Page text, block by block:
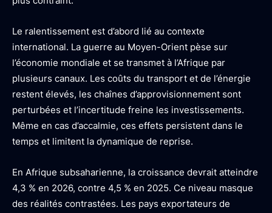
Le ralentissement est d’abord lié au contexte
international. La guerre au Moyen-Orient pèse sur
l’économie mondiale et se transmet à l’Afrique par
plusieurs canaux. Les coûts du transport et de l’énergie
restent élevés, les chaînes d’approvisionnement sont
perturbées et l’incertitude freine les investissements.
Même en cas d’accalmie, ces effets persistent dans le
temps et limitent la dynamique de reprise.
En Afrique subsaharienne, la croissance devrait atteindre
4,3 % en 2026, contre 4,5 % en 2025. Ce niveau masque
des réalités contrastées. Les pays exportateurs de